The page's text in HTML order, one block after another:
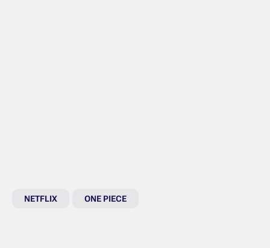
NETFLIX ONE PIECE